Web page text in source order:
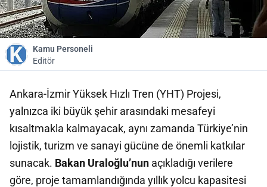
Kamu Personeli
Editör
Ankara-İzmir Yüksek Hızlı Tren (YHT) Projesi,
yalnızca iki büyük şehir arasındaki mesafeyi
kısaltmakla kalmayacak, aynı zamanda Türkiye’nin
lojistik, turizm ve sanayi gücüne de önemli katkılar
sunacak. Bakan Uraloğlu’nun açıkladığı verilere
göre, proje tamamlandığında yıllık yolcu kapasitesi